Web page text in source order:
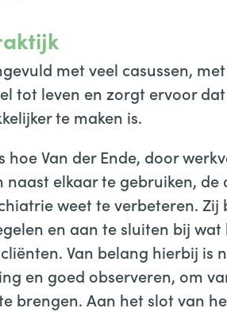
met veel casussen,
tot leven en zorgt ervoor
te maken is.
hoe Van der Ende, door
naast elkaar te gebruiken,
weet te verbeteren. Zij
en aan te sluiten bij
Van belang hierbij is
en goed observeren, om
brengen. Aan het slot van